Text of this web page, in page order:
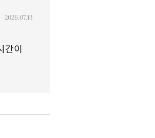
2026.07.13
이